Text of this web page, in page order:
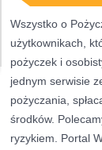
Wszystko o
użytkownikach,
pożyczek i
jednym serwisie
pożyczania,
środków.
ryzykiem. Portal